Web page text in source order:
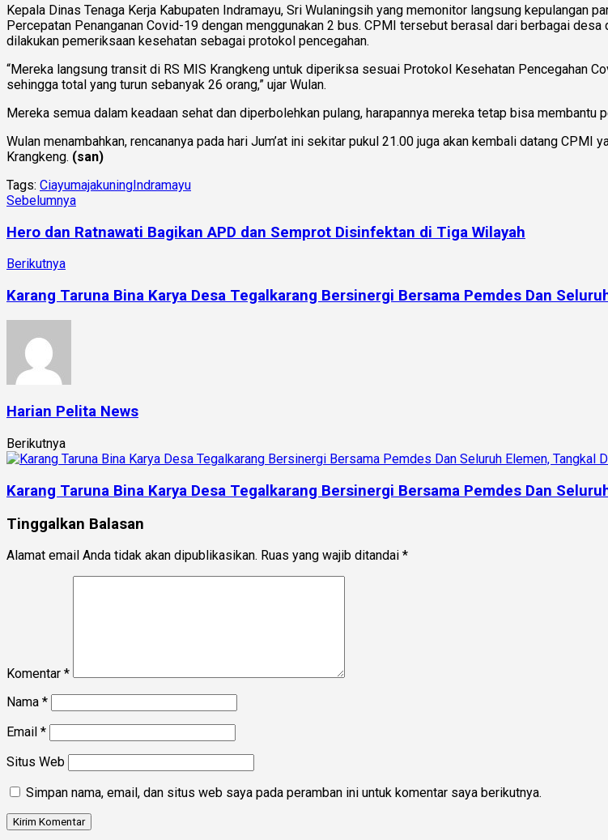
Kepala Dinas Tenaga Kerja Kabupaten Indramayu, Sri Wulaningsih yang memonitor langsung kepulangan
Percepatan Penanganan Covid-19 dengan menggunakan 2 bus. CPMI tersebut berasal dari berbagai
dilakukan pemeriksaan kesehatan sebagai protokol pencegahan.
“Mereka langsung transit di RS MIS Krangkeng untuk diperiksa sesuai Protokol Kesehatan Pencegahan
sehingga total yang turun sebanyak 26 orang,” ujar Wulan.
Mereka semua dalam keadaan sehat dan diperbolehkan pulang, harapannya mereka tetap bisa
Wulan menambahkan, rencananya pada hari Jum’at ini sekitar pukul 21.00 juga akan kembali datang
Krangkeng. (san)
Tags: CiayumajakuningIndramayu
Sebelumnya
Hero dan Ratnawati Bagikan APD dan Semprot Disinfektan di Tiga Wilayah
Berikutnya
Karang Taruna Bina Karya Desa Tegalkarang Bersinergi Bersama Pemdes Dan
Harian Pelita News
Berikutnya
Karang Taruna Bina Karya Desa Tegalkarang Bersinergi Bersama Pemdes Dan
Tinggalkan Balasan
Alamat email Anda tidak akan dipublikasikan. Ruas yang wajib ditandai *
Komentar *
Nama *
Email *
Situs Web
Simpan nama, email, dan situs web saya pada peramban ini untuk komentar saya berikutnya.